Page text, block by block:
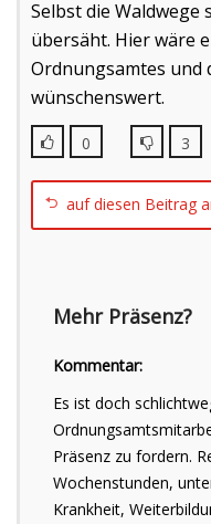
Selbst die Waldwege
übersäht. Hier wäre
Ordnungsamtes und
wünschenswert.
0 3
auf diesen Beitrag
Mehr Präsenz?
Kommentar:
Es ist doch
Präsenz zu fordern.
Wochenstunden,
Krankheit,